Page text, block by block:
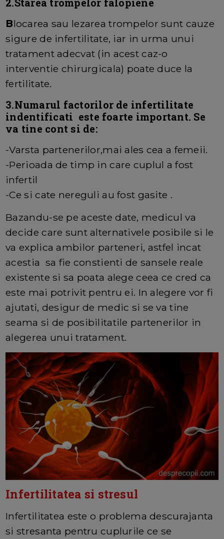
Blocarea sau lezarea trompelor sunt cauze
sigure de infertilitate, iar in urma unui
tratament adecvat (in acest caz-o
interventie chirurgicala) poate duce la
fertilitate.
3.Numarul factorilor de infertilitate
indentificati este foarte important. Se
va tine cont si de:
-Varsta partenerilor,mai ales cea a femeii.
-Perioada de timp in care cuplul a fost
infertil
-Ce si cate nereguli au fost gasite .
Bazandu-se pe aceste date, medicul va
decide care sunt alternativele posibile si le
va explica ambilor parteneri, astfel incat
acestia sa fie constienti de sansele reale
existente si sa poata alege ceea ce cred ca
este mai potrivit pentru ei. In alegere vor fi
ajutati, desigur de medic si se va tine
seama si de posibilitatile partenerilor in
alegerea unui tratament.
Infertilitatea si stresul
Infertilitatea este o problema descurajanta
si stresanta pentru cuplurile ce se